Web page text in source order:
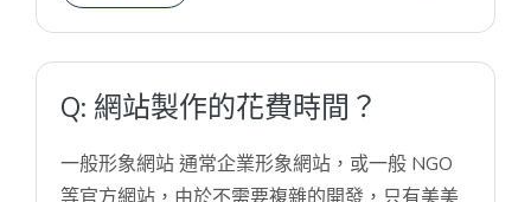
Q: 網站製作的花費時間？
一般形象網站 通常企業形象網站，或一般 NGO